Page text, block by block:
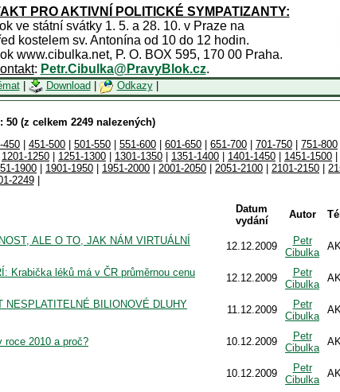
PRO AKTIVNÍ POLITICKÉ SYMPATIZANTY:
ve státní svátky 1. 5. a 28. 10. v Praze na
kostelem sv. Antonína od 10 do 12 hodin.
www.cibulka.net, P. O. BOX 595, 170 00 Praha.
: Petr.Cibulka@PravyBlok.cz.
| Download Odkazy|
(z celkem 2249 nalezených)
450 451-500 501-550 551-600 601-650 651-700 701-750 751-800
1201-1250 1251-1300 1301-1350 1351-1400 1401-1450 1451-1500
1900 1901-1950 1951-2000 2001-2050 2051-2100 2101-2150
2249|
Datum
vydání
Autor
ALE O TO, JAK NÁM VIRTUÁLNÍ
12.12.2009
Petr
Cibulka
Krabička léků má v ČR průměrnou cenu
12.12.2009
Petr
Cibulka
BILIONOVÉ DLUHY
11.12.2009
Petr
Cibulka
roce 2010 a proč? 10.12.2009
Petr
Cibulka
10.12.2009
Petr
Cibulka